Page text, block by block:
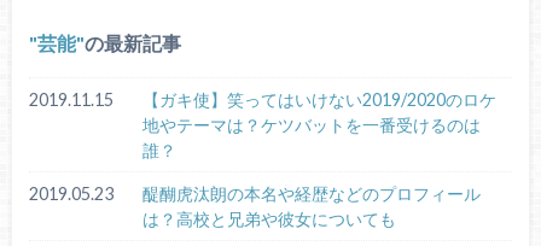
芸能 の最新記事
2019.11.15
【ガキ使】笑ってはいけない2019/2020のロケ
地やテーマは？ケツバットを一番受けるのは
誰？
2019.05.23
醍醐虎汰朗の本名や経歴などのプロフィール
は？高校と兄弟や彼女についても